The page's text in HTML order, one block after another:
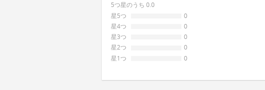
5つ星のうち 0.0
星5つ
0
星4つ
0
星3つ
0
星2つ
0
星1つ
0